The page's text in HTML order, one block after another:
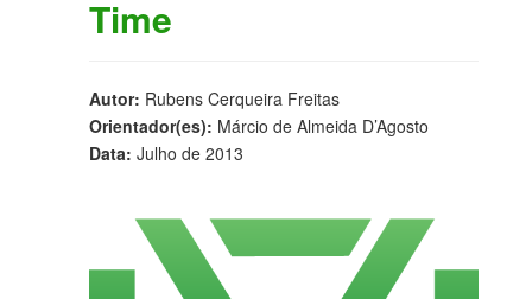
Time
Autor: Rubens Cerqueira Freitas
Orientador(es): Márcio de Almeida D’Agosto
Data: Julho de 2013